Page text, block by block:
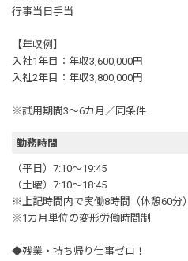
行事当日手当
【年収例】
入社1年目：年収3,600,000円
入社2年目：年収3,800,000円
※試用期間3〜6カ月／同条件
勤務時間
（平日）7:10〜19:45
（土曜）7:10〜18:45
※上記時間内で実働8時間（休憩60分）
※1カ月単位の変形労働時間制
◆残業・持ち帰り仕事ゼロ！